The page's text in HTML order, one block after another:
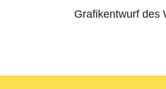
Grafikentwurf des